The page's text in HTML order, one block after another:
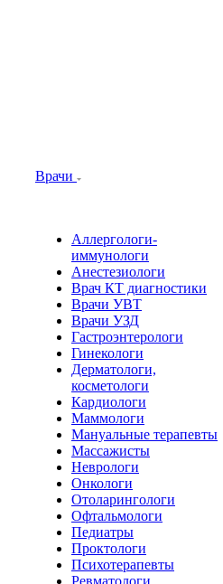
Врачи
Аллергологи-
иммунологи
Анестезиологи
Врач КТ диагностики
Врачи УВТ
Врачи УЗД
Гастроэнтерологи
Гинекологи
Дерматологи,
косметологи
Кардиологи
Маммологи
Мануальные терапевты
Массажисты
Неврологи
Онкологи
Отоларингологи
Офтальмологи
Педиатры
Проктологи
Психотерапевты
Ревматологи